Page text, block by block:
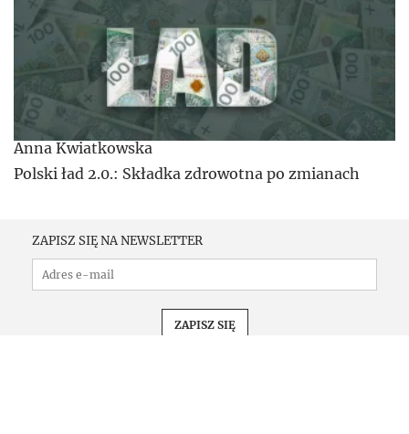
Anna Kwiatkowska
Polski ład 2.0.: Składka zdrowotna po zmianach
ZAPISZ SIĘ NA NEWSLETTER